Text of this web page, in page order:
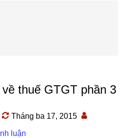
thuế GTGT phần 3
Tháng ba 17, 2015
luận